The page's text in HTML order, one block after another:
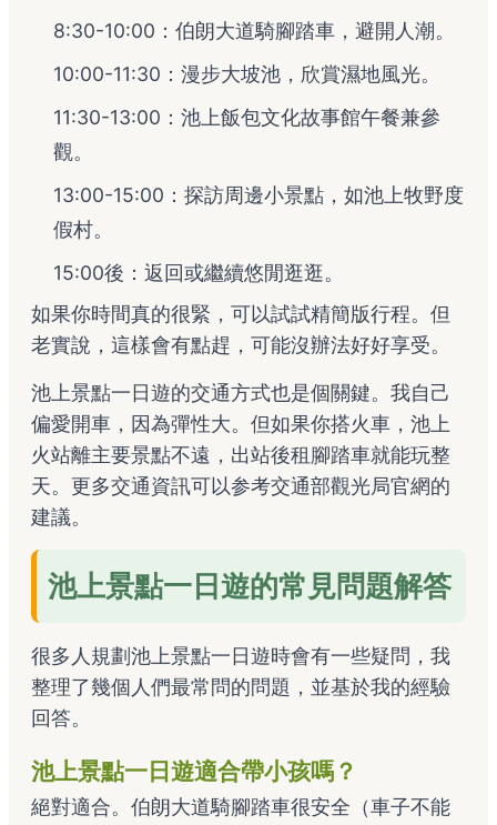
8:30-10:00：伯朗大道騎腳踏車，避開人潮。
10:00-11:30：漫步大坡池，欣賞濕地風光。
11:30-13:00：池上飯包文化故事館午餐兼參
觀。
13:00-15:00：探訪周邊小景點，如池上牧野度
假村。
15:00後：返回或繼續悠閒逛逛。
如果你時間真的很緊，可以試試精簡版行程。但
老實說，這樣會有點趕，可能沒辦法好好享受。
池上景點一日遊的交通方式也是個關鍵。我自己
偏愛開車，因為彈性大。但如果你搭火車，池上
火站離主要景點不遠，出站後租腳踏車就能玩整
天。更多交通資訊可以参考交通部觀光局官網的
建議。
池上景點一日遊的常見問題解答
很多人規劃池上景點一日遊時會有一些疑問，我
整理了幾個人們最常問的問題，並基於我的經驗
回答。
池上景點一日遊適合帶小孩嗎？
絕對適合。伯朗大道騎腳踏車很安全（車子不能